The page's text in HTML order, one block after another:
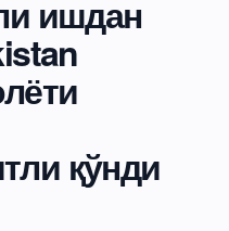
ишдан
қўнди